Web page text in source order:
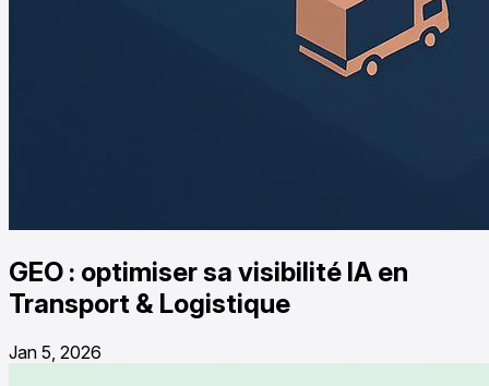
GEO : optimiser sa visibilité IA en
Transport & Logistique
Jan 5, 2026